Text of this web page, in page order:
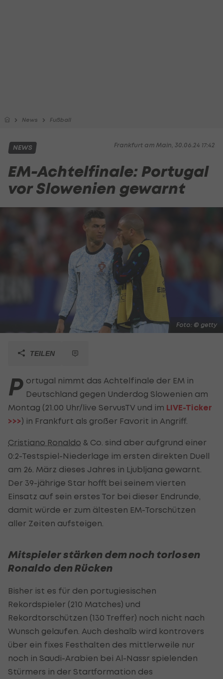
News Fußball
Frankfurt am Main, 30.06.24 17:42
NEWS
EM-Achtelfinale: Portugal
vor Slowenien gewarnt
Foto: © getty
TEILEN
P ortugal nimmt das Achtelfinale der EM in
Deutschland gegen Underdog Slowenien am
Montag (21.00 Uhr/live ServusTV und im LIVE-Ticker
>>>) in Frankfurt als großer Favorit in Angriff.
Cristiano Ronaldo & Co. sind aber aufgrund einer
0:2-Testspiel-Niederlage im ersten direkten Duell
am 26. März dieses Jahres in Ljubljana gewarnt.
Der 39-jährige Star hofft bei seinem vierten
Einsatz auf sein erstes Tor bei dieser Endrunde,
damit würde er zum ältesten EM-Torschützen
aller Zeiten aufsteigen.
Mitspieler stärken dem noch torlosen
Ronaldo den Rücken
Bisher ist es für den portugiesischen
Rekordspieler (210 Matches) und
Rekordtorschützen (130 Treffer) noch nicht nach
Wunsch gelaufen. Auch deshalb wird kontrovers
über ein fixes Festhalten des mittlerweile nur
noch in Saudi-Arabien bei Al-Nassr spielenden
Stürmers in der Startformation des